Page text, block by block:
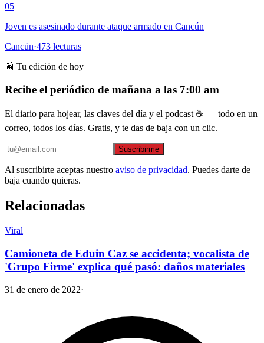
05
Joven es asesinado durante ataque armado en Cancún
Cancún·473 lecturas
📰 Tu edición de hoy
Recibe el periódico de mañana a las 7:00 am
El diario para hojear, las claves del día y el podcast ☕ — todo en un
correo, todos los días. Gratis, y te das de baja con un clic.
Suscribirme
Al suscribirte aceptas nuestro aviso de privacidad. Puedes darte de
baja cuando quieras.
Relacionadas
Viral
Camioneta de Eduin Caz se accidenta; vocalista de
'Grupo Firme' explica qué pasó: daños materiales
31 de enero de 2022·